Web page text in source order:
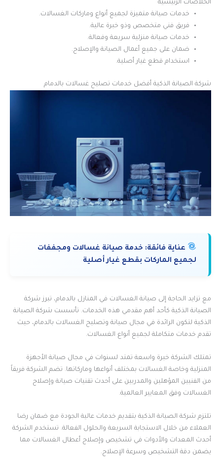
الخلاصات الرئيسية
خدمات صيانة متميزة لجميع أنواع وماركات الغسالات.
فريق فني متخصص وذو خبرة عالية.
خدمات صيانة منزلية سريعة وفعالة.
ضمان على جميع أعمال الصيانة والإصلاح.
استخدام قطع غيار أصلية.
شركة الصيانة الذكية أفضل خدمات تصليح غسالات بالدمام
عناية فائقة: خدمة صيانة غسالات ومجففات
لجميع الماركات بقطع غيار أصلية
مع تزايد الحاجة إلى صيانة الغسالات في المنازل بالدمام، تبرز شركة
الصيانة الذكية كأحد أهم مقدمي هذه الخدمات. تأسست شركة الصيانة
الذكية لتكون الرائدة في مجال صيانة وتصليح الغسالات بالدمام، حيث
تقدم خدمات متكاملة لجميع أنواع الغسالات.
تمتلك الشركة خبرة واسعة تمتد لسنوات في مجال صيانة الأجهزة
المنزلية وخاصة الغسالات بمختلف أنواعها وماركاتها. تضم الشركة فريقاً
من الفنيين المؤهلين والمدربين على أحدث تقنيات صيانة وإصلاح
الغسالات وفق المعايير العالمية.
تلتزم شركة الصيانة الذكية بتقديم خدمات عالية الجودة مع ضمان رضا
العملاء من خلال الاستجابة السريعة والحلول الفعالة. تستخدم الشركة
أحدث المعدات والأدوات في تشخيص وإصلاح أعطال الغسالات مما
يضمن دقة التشخيص وسرعة الإصلاح.